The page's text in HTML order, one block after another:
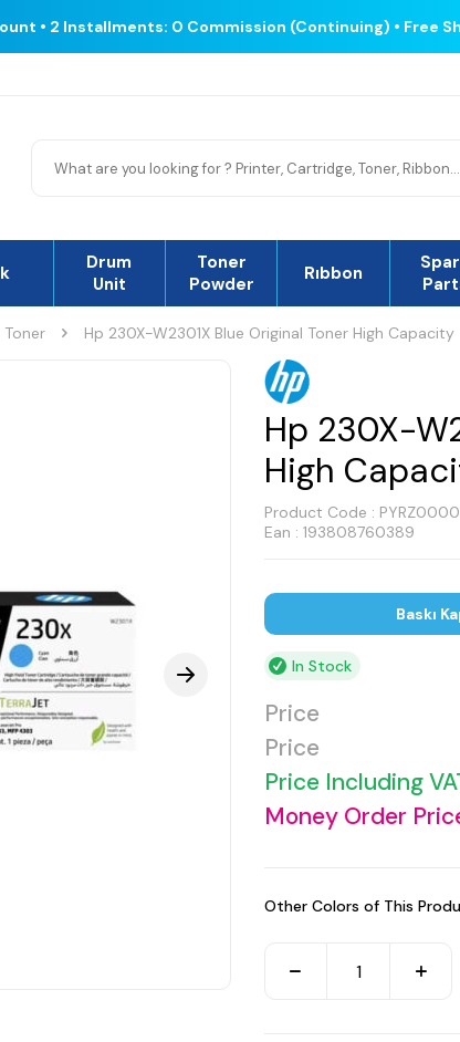
• 2 Installments: 0 Commission (Continuing) • Free
Drum
Unit
Toner
Powder
Rıbbon
Toner Hp 230X-W2301X Blue Original Toner High Capacity
Hp 230X-
High
Product Code :
Ean : 193808760389
Baskı
In Stock
Price
Price
Price Including
Money Order
Other Colors of This